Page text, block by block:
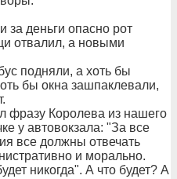
деньги опасно рот
отвалил, а новыми
подняли, а хоть бы
бы окна зашпаклевали,
фразу Королева из нашего
у автовокзала: "За все
все должны отвечать
и морально.
никогда". А что будет? А